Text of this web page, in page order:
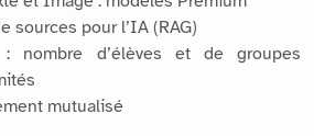
sources pour l’IA (RAG)
: nombre d’élèves et de groupes
mutualisé